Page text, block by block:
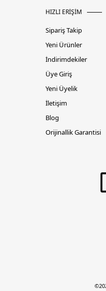
HIZLI ERİŞİM
Sipariş Takip
Yeni Ürünler
İndirimdekiler
Üye Giriş
Yeni Üyelik
İletişim
Blog
Orijinallik Garantisi